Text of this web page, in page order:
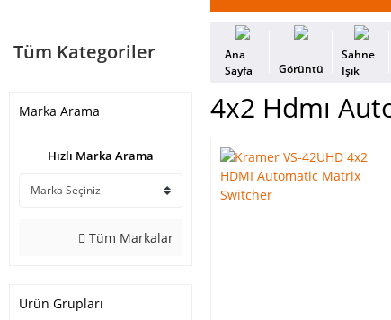
Tüm Kategoriler
Ana
Sayfa
Görüntü
Sahne
Işık
Marka Arama
Hızlı Marka Arama
Tüm Markalar
Ürün Grupları
4x2 Hdmı